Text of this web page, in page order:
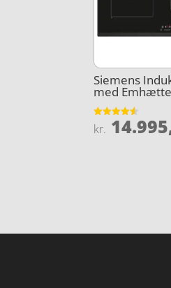
Siemens
med Emhætte
Vurderet
4.5
kr.